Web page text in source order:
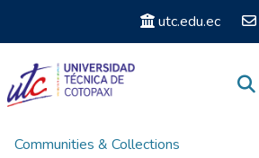
utc.edu.ec
Communities & Collections
Home Browse by Author